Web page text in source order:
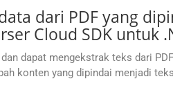
dari PDF yang
Cloud SDK untuk
dapat mengekstrak teks dari
konten yang dipindai menjadi